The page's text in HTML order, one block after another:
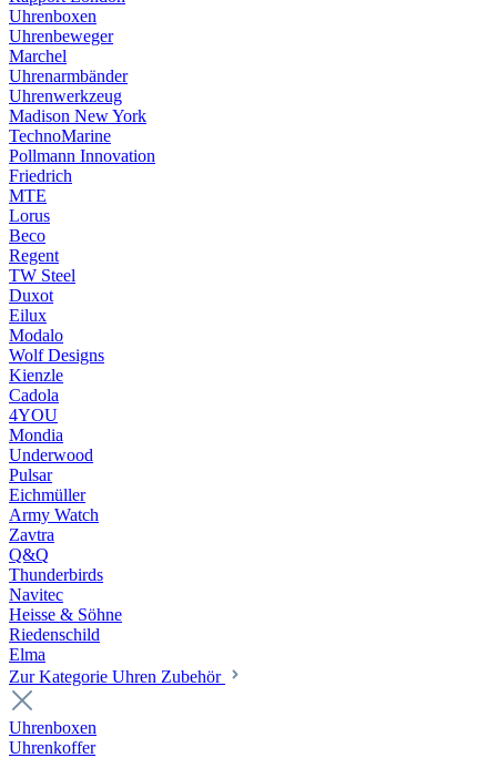
Uhrenboxen
Uhrenbeweger
Marchel
Uhrenarmbänder
Uhrenwerkzeug
Madison New York
TechnoMarine
Pollmann Innovation
Friedrich
MTE
Lorus
Beco
Regent
TW Steel
Duxot
Eilux
Modalo
Wolf Designs
Kienzle
Cadola
4YOU
Mondia
Underwood
Pulsar
Eichmüller
Army Watch
Zavtra
Q&Q
Thunderbirds
Navitec
Heisse & Söhne
Riedenschild
Elma
Zur Kategorie Uhren Zubehör
Uhrenboxen
Uhrenkoffer